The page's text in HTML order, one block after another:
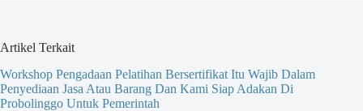
Artikel Terkait
Workshop Pengadaan Pelatihan Bersertifikat Itu Wajib Dalam
Penyediaan Jasa Atau Barang Dan Kami Siap Adakan Di
Probolinggo Untuk Pemerintah